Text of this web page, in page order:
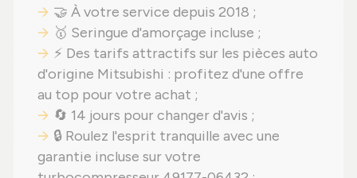
🤝 À votre service depuis 2018 ;
🥇 Seringue d'amorçage incluse ;
⚡ Des tarifs attractifs sur les pièces auto
d'origine Mitsubishi : profitez d'une offre
au top pour votre achat ;
🔄 14 jours pour changer d'avis ;
🔒 Roulez l'esprit tranquille avec une
garantie incluse sur votre